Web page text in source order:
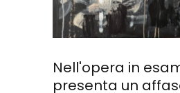
Nell'opera in
presenta un